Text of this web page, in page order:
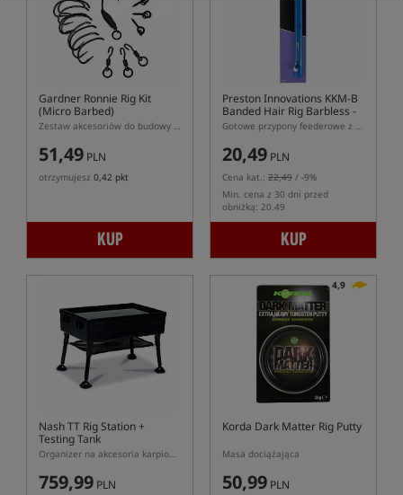
Gardner Ronnie Rig Kit
(Micro Barbed)
Zestaw akcesoriów do budowy Ronnie Rig
51,49 PLN
otrzymujesz 0,42 pkt
KUP
Preston Innovations KKM-B
Banded Hair Rig Barbless -
38cm
Gotowe przypony feederowe z włosem - gumka, hak bezzadziorowy
20,49 PLN
Cena kat.: 22,49 / -9%
Min. cena z 30 dni przed
obniżką: 20.49
KUP
Nash TT Rig Station +
Testing Tank
Organizer na akcesoria karpiowe
759,99 PLN
4,9
Korda Dark Matter Rig Putty
Masa dociążająca
50,99 PLN